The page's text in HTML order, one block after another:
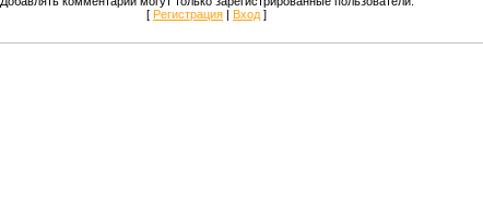
[ Регистрация | Вход ]